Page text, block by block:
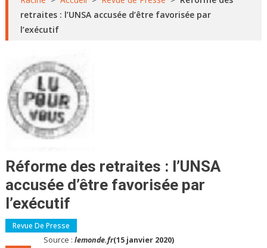
retraites : l’UNSA accusée d’être favorisée par
l’exécutif
Réforme des retraites : l’UNSA
accusée d’être favorisée par
l’exécutif
Revue De Presse
Source :lemonde.fr(15 janvier 2020)